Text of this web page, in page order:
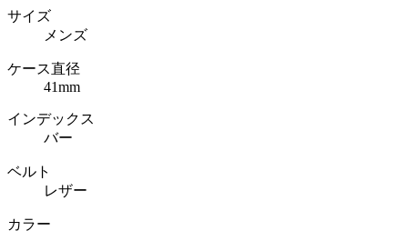
サイズ
メンズ
ケース直径
41mm
インデックス
バー
ベルト
レザー
カラー